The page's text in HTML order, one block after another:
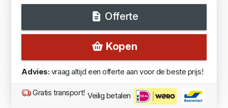
Offerte
Kopen
Advies: vraag altijd een offerte aan voor de beste prijs!
Gratis transport! Veilig betalen